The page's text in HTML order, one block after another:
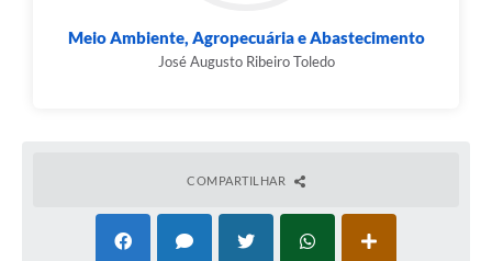
Meio Ambiente, Agropecuária e Abastecimento
José Augusto Ribeiro Toledo
COMPARTILHAR